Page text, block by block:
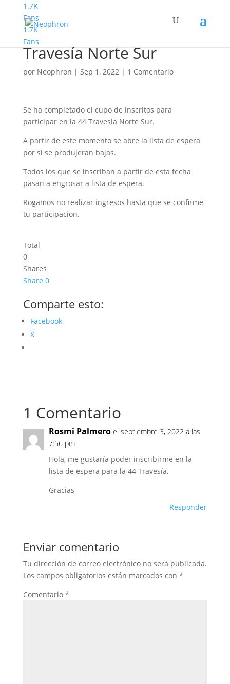
1.7K
Fans
1.7K
Fans
Cierre Inscripcion 44
Travesía Norte Sur
por Neophron | Sep 1, 2022| 1 Comentario
Se ha completado el cupo de inscritos para
participar en la 44 Travesia Norte Sur.
A partir de este momento se abre la lista de espera
por si se produjeran bajas.
Todos los que se inscriban a partir de esta fecha
pasan a engrosar a lista de espera.
Rogamos no realizar ingresos hasta que se confirme
tu participacion.
Total
0
Shares
Share 0
Comparte esto:
Facebook
X
1 Comentario
Rosmi Palmero el septiembre 3, 2022 a las
7:56 pm
Hola, me gustaría poder inscribirme en la
lista de espera para la 44 Travesía.
Gracias
Responder
Enviar comentario
Tu dirección de correo electrónico no será publicada.
Los campos obligatorios están marcados con *
Comentario *